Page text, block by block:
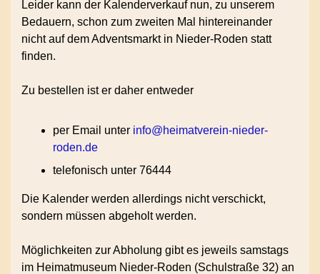
Leider kann der Kalenderverkauf nun, zu unserem
Bedauern, schon zum zweiten Mal hintereinander
nicht auf dem Adventsmarkt in Nieder-Roden statt
finden.
Zu bestellen ist er daher entweder
per Email unter info@heimatverein-nieder-
roden.de
telefonisch unter 76444
Die Kalender werden allerdings nicht verschickt,
sondern müssen abgeholt werden.
Möglichkeiten zur Abholung gibt es jeweils samstags
im Heimatmuseum Nieder-Roden (Schulstraße 32) an